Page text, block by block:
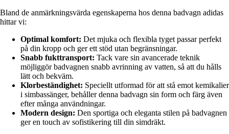
Bland de anmärkningsvärda egenskaperna hos denna badvagn adidas
hittar vi:
Optimal komfort: Det mjuka och flexibla tyget passar perfekt
på din kropp och ger ett stöd utan begränsningar.
Snabb fukttransport: Tack vare sin avancerade teknik
möjliggör badvagnen snabb avrinning av vatten, så att du hålls
lätt och bekväm.
Klorbeständighet: Speciellt utformad för att stå emot kemikalier
i simbassänger, behåller denna badvagn sin form och färg även
efter många användningar.
Modern design: Den sportiga och eleganta stilen på badvagnen
ger en touch av sofistikering till din simdräkt.